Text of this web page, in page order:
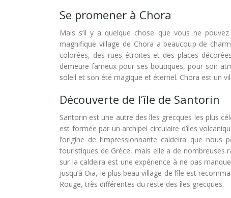
Se promener à Chora
Mais s’il y a quelque chose que vous ne
magnifique village de Chora a beaucoup de
colorées, des rues étroites et des places
demeure fameux pour ses boutiques, pour son
soleil et son été magique et éternel. Chora est un
Découverte de l’île de Santorin
Santorin est une autre des îles grecques les plus
est formée par un archipel circulaire d’îles
l’origine de l’impressionnante caldeira que nous
touristiques de Grèce, mais elle a de nombreuses
sur la caldeira est une expérience à ne pas
jusqu’à Oia, le plus beau village de l’île est
Rouge, très différentes du reste des îles grecques.